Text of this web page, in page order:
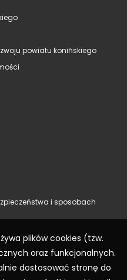
powiatu konińskiego
i sposobach
plików cookies (tzw.
oraz funkcjonalnych.
dostosować stronę do